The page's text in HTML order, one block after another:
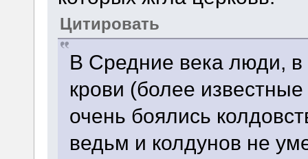
Цитировать
В Средние века люди,
крови (более
очень боялись
ведьм и колдунов не